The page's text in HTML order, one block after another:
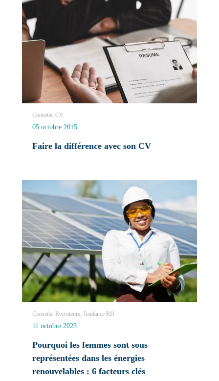
Conseils, CV
05 octobre 2015
Faire la différence avec son CV
Conseils, Recruteurs, Tendance RH
11 octobre 2023
Pourquoi les femmes sont sous
représentées dans les énergies
renouvelables : 6 facteurs clés